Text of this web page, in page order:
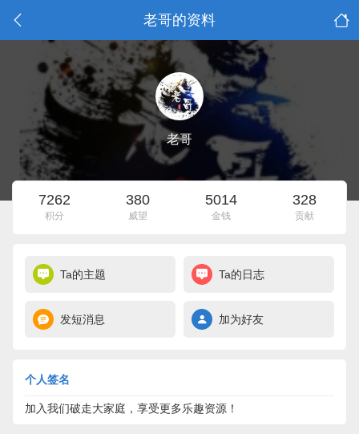
老哥的资料
老哥
7262
积分
380
威望
5014
金钱
328
贡献
Ta的主题 Ta的日志
发短消息 加为好友
个人签名
加入我们破走大家庭，享受更多乐趣资源！